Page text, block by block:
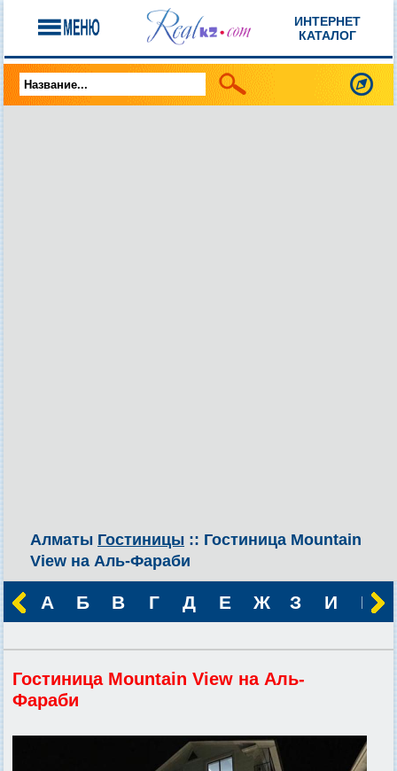
ИНТЕРНЕТ
КАТАЛОГ
Алматы Гостиницы :: Гостиница Mountain
View на Аль-Фараби
А Б В Г Д Е Ж З И К
Гостиница Mountain View на Аль-
Фараби